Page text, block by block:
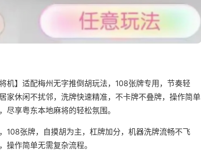
机】适配梅州无字推倒胡玩法，108张牌专用，节奏轻
家休闲不扰邻，洗牌快速精准，不卡牌不叠牌，操作简单
享粤东本地麻将的轻松氛围。
108张牌，自摸胡为主，杠牌加分，机器洗牌流畅不飞
操作简单无需复杂流程。